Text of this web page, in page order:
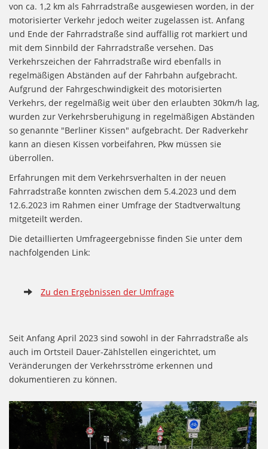
von ca. 1,2 km als Fahrradstraße ausgewiesen worden, in der
motorisierter Verkehr jedoch weiter zugelassen ist. Anfang
und Ende der Fahrradstraße sind auffällig rot markiert und
mit dem Sinnbild der Fahrradstraße versehen. Das
Verkehrszeichen der Fahrradstraße wird ebenfalls in
regelmäßigen Abständen auf der Fahrbahn aufgebracht.
Aufgrund der Fahrgeschwindigkeit des motorisierten
Verkehrs, der regelmäßig weit über den erlaubten 30km/h lag,
wurden zur Verkehrsberuhigung in regelmäßigen Abständen
so genannte "Berliner Kissen" aufgebracht. Der Radverkehr
kann an diesen Kissen vorbeifahren, Pkw müssen sie
überrollen.
Erfahrungen mit dem Verkehrsverhalten in der neuen
Fahrradstraße konnten zwischen dem 5.4.2023 und dem
12.6.2023 im Rahmen einer Umfrage der Stadtverwaltung
mitgeteilt werden.
Die detaillierten Umfrageergebnisse finden Sie unter dem
nachfolgenden Link:
Zu den Ergebnissen der Umfrage
Seit Anfang April 2023 sind sowohl in der Fahrradstraße als
auch im Ortsteil Dauer-Zählstellen eingerichtet, um
Veränderungen der Verkehrsströme erkennen und
dokumentieren zu können.